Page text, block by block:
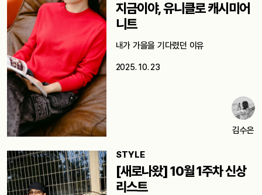
지금이야, 유니클로 캐시미어
니트
내가 가을을 기다렸던 이유
2025. 10. 23
김수은
STYLE
[새로나왔] 10월 1주차 신상
리스트